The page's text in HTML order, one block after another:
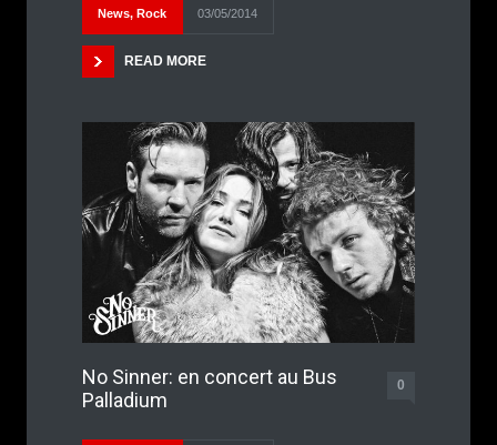
News, Rock 03/05/2014
READ MORE
No Sinner: en concert au Bus
Palladium
0